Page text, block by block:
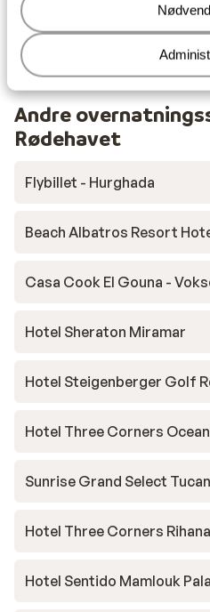
Afstand til nærmeste kiosk
Nærmeste restaurant ca.
Nærmeste hospital ca. 500
Andre
Rødehavet
Flybillet - Hurghada
Beach Albatros Resort
Casa Cook El Gouna -
Hotel Sheraton Miramar
Hotel Steigenberger Golf
Hotel Three Corners
Sunrise Grand Select
Hotel Three Corners
Hotel Sentido Mamlouk